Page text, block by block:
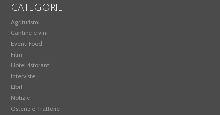
CATEGORIE
Agriturismi
Cantine e vini
Eventi Food
Film
Hotel ristoranti
Interviste
Libri
Notizie
Osterie e Trattorie